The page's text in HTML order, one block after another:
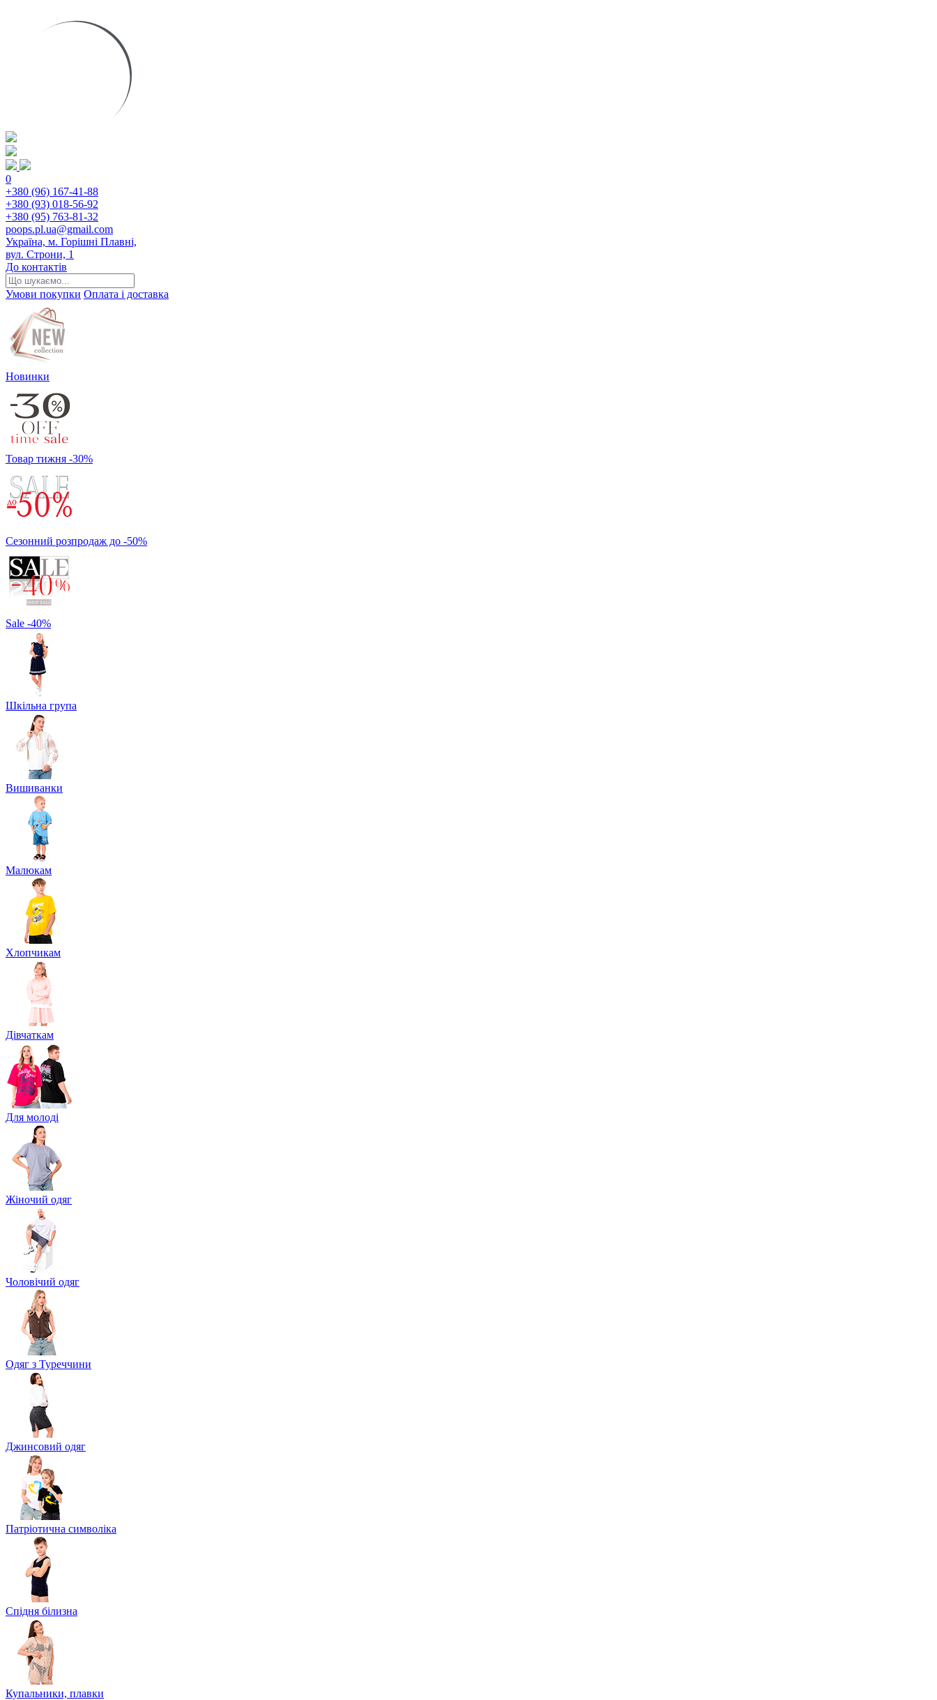
0
+380 (96) 167-41-88
+380 (93) 018-56-92
+380 (95) 763-81-32
poops.pl.ua@gmail.com
Україна, м. Горішні Плавні,
вул. Строни, 1
До контактів
Умови покупки Оплата і доставка
Новинки
Товар тижня -30%
Сезонний розпродаж до -50%
Sale -40%
Шкільна група
Вишиванки
Малюкам
Хлопчикам
Дівчаткам
Для молоді
Жіночий одяг
Чоловічий одяг
Одяг з Туреччини
Джинсовий одяг
Патріотична символіка
Спідня білизна
Купальники, плавки